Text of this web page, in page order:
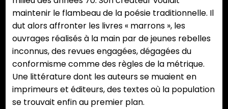
maintenir le flambeau de la poésie traditionnelle. Il
dut alors affronter les livres « marrons », les
ouvrages réalisés à la main par de jeunes rebelles
inconnus, des revues engagées, dégagées du
conformisme comme des règles de la métrique.
Une littérature dont les auteurs se muaient en
imprimeurs et éditeurs, des textes où la population
se trouvait enfin au premier plan.